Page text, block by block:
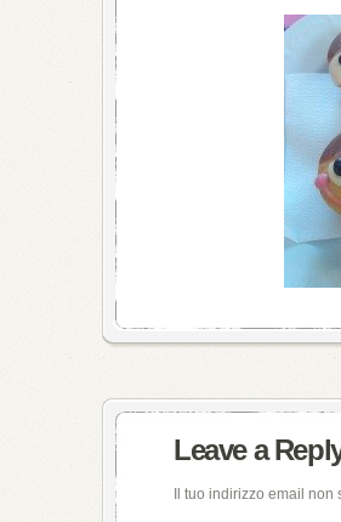
Leave a
Il tuo indirizzo email